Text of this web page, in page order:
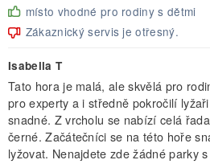
místo vhodné pro rodiny s dětmi
Zákaznický servis je otřesný.
Isabella T
Tato hora je malá, ale skvělá pro
pro experty a i středně pokročilí
snadné. Z vrcholu se nabízí celá
černé. Začátečníci se na této hoře
lyžovat. Nenajdete zde žádné parky